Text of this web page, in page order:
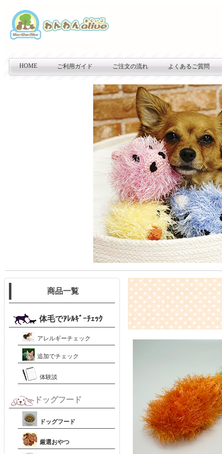
HOME ご利用ガイド ご注文の流れ よくあるご質問
商品一覧
体毛でｱﾚﾙｷﾞｰﾁｪｯｸ
アレルギーチェック
追加でチェック
体験談
ドッグフード
ドッグフード
厳選おやつ